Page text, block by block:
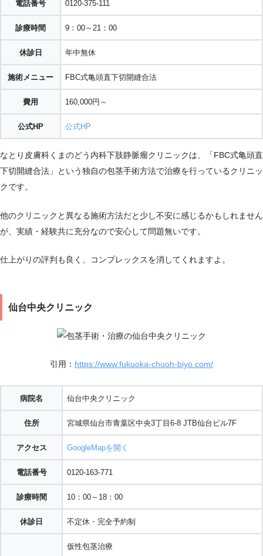
電話番号 0120-375-111
診療時間 9：00～21：00
休診日 年中無休
施術メニュー FBC式亀頭直下切開縫合法
費用 160,000円～
公式HP 公式HP
なとり皮膚科くまのどう内科下肢静脈瘤クリニックは、「FBC式亀頭直
下切開縫合法」という独自の包茎手術方法で治療を行っているクリニッ
クです。
他のクリニックと異なる施術方法だと少し不安に感じるかもしれません
が、実績・経験共に充分なので安心して問題無いです。
仕上がりの評判も良く、コンプレックスを消してくれますよ。
仙台中央クリニック
引用： https://www.fukuoka-chuoh-biyo.com/
病院名 仙台中央クリニック
住所 宮城県仙台市青葉区中央3丁目6-8 JTB仙台ビル7F
アクセス GoogleMapを開く
電話番号 0120-163-771
診療時間 10：00～18：00
休診日 不定休・完全予約制
仮性包茎治療